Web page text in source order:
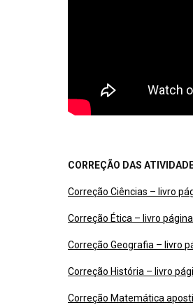
CORREÇÃO DAS
Correção Ciências – livro
Correção Ética – livro
Correção Geografia – livro
Correção História – livro
Correção Matemática